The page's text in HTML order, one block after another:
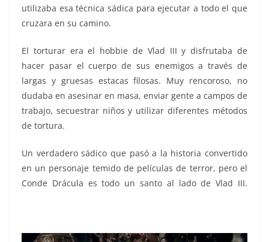
utilizaba esa técnica sádica para ejecutar a todo el que
cruzara en su camino.
El torturar era el hobbie de Vlad III y disfrutaba de
hacer pasar el cuerpo de sus enemigos a través de
largas y gruesas estacas filosas. Muy rencoroso, no
dudaba en asesinar en masa, enviar gente a campos de
trabajo, secuestrar niños y utilizar diferentes métodos
de tortura.
Un verdadero sádico que pasó a la historia convertido
en un personaje temido de películas de terror, pero el
Conde Drácula es todo un santo al lado de Vlad III.